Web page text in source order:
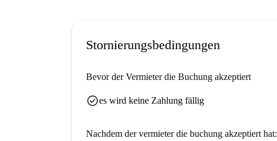
Stornierungsbedingungen
Bevor der Vermieter die Buchung akzeptiert
check_circlees wird keine Zahlung fällig
Nachdem der vermieter die buchung akzeptiert hat: